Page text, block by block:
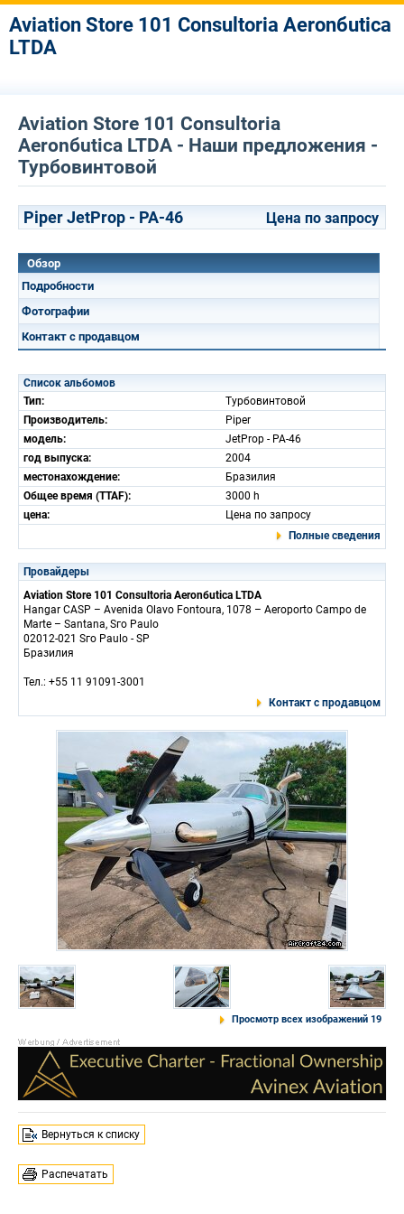
Aviation Store 101 Consultoria Aeronбutica
LTDA
Aviation Store 101 Consultoria
Aeronбutica LTDA - Наши предложения -
Турбовинтовой
Piper JetProp - PA-46 Цена по запросу
Обзор
Подробности
Фотографии
Контакт с продавцом
Список альбомов
Тип:
Турбовинтовой
Производитель:
Piper
модель:
JetProp - PA-46
год выпуска:
2004
местонахождение:
Бразилия
Общее время (TTAF):
3000 h
цена:
Цена по запросу
Полные сведения
Провайдеры
Aviation Store 101 Consultoria Aeronбutica LTDA
Hangar CASP – Avenida Olavo Fontoura, 1078 – Aeroporto Campo de
Marte – Santana, Sгo Paulo
02012-021 Sгo Paulo - SP
Бразилия
Тел.: +55 11 91091-3001
Контакт с продавцом
Просмотр всех изображений 19
Вернуться к списку
Распечатать